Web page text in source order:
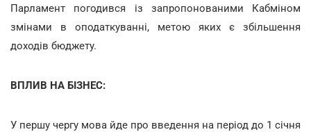
Парламент погодився із запропонованими Кабміном
змінами в оподаткуванні, метою яких є збільшення
доходів бюджету.
ВПЛИВ НА БІЗНЕС:
У першу чергу мова йде про введення на період до 1 січня